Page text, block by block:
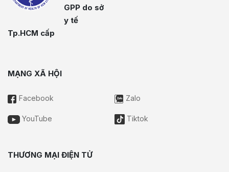
GPP do sở
y tế
Tp.HCM cấp
MẠNG XÃ HỘI
Facebook Zalo
YouTube Tiktok
THƯƠNG MẠI ĐIỆN TỬ